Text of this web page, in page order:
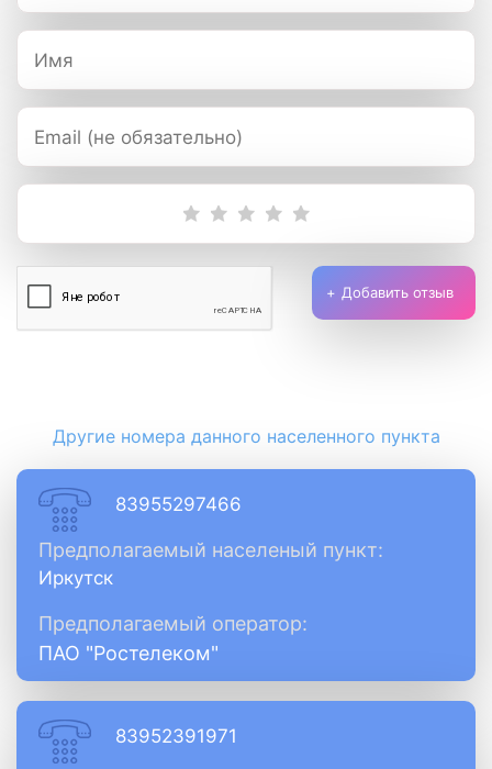
Добавить отзыв
Другие номера данного населенного пункта
83955297466
Предполагаемый населеный пункт:
Иркутск
Предполагаемый оператор:
ПАО "Ростелеком"
83952391971